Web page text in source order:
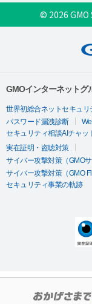
© 2026